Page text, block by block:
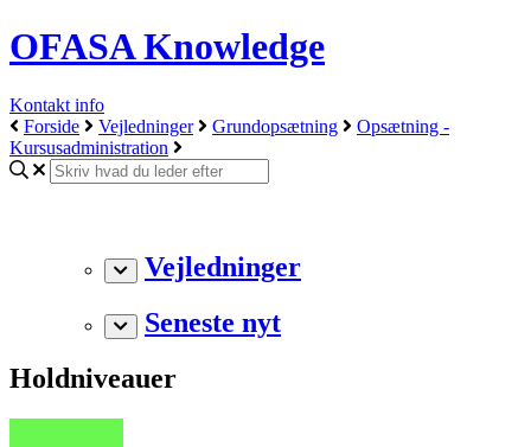
OFASA Knowledge
Kontakt info
Forside
Vejledninger Grundopsætning
Opsætning -
Kursusadministration
Vejledninger
Seneste nyt
Holdniveauer